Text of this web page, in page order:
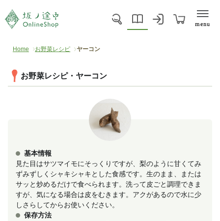
menu
Home お野菜レシピ ヤーコン
お野菜レシピ・ヤーコン
基本情報
見た目はサツマイモにそっくりですが、梨のように甘くてみ
ずみずしくシャキシャキとした食感です。生のまま、または
サッと炒めるだけで食べられます。洗って皮ごと調理できま
すが、気になる場合は皮をむきます。アクがあるので水に少
しさらしてからお使いください。
保存方法